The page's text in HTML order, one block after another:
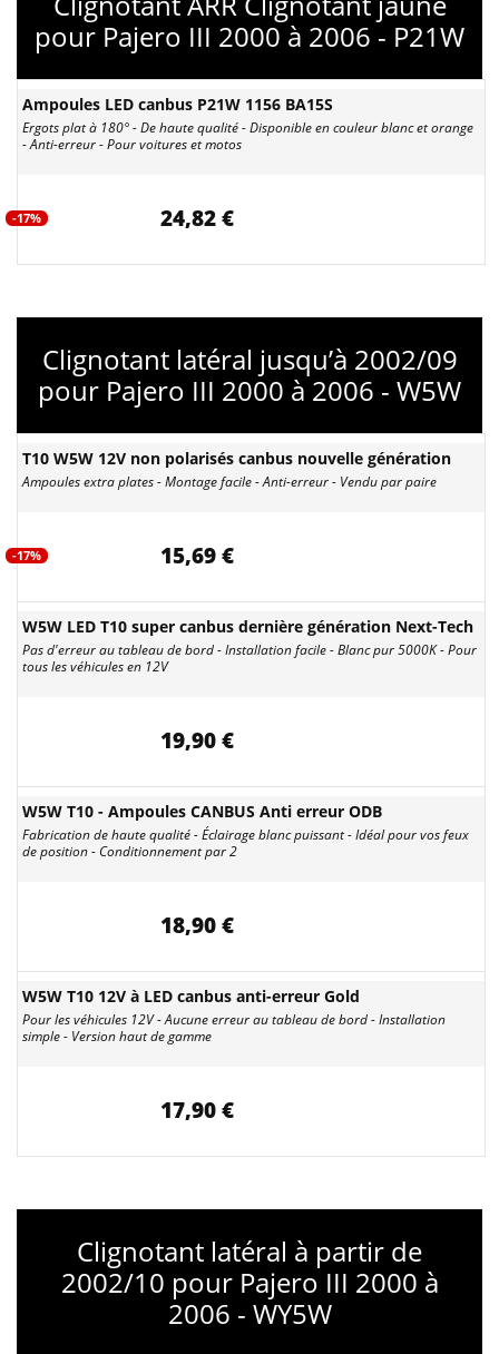
pour Pajero III 2000 à 2006 - P21W
Ampoules LED canbus P21W 1156 BA15S
Ergots plat à 180° - De haute qualité - Disponible en couleur blanc et orange
- Anti-erreur - Pour voitures et motos
-17% 24,82 €
Clignotant latéral jusqu’à 2002/09
pour Pajero III 2000 à 2006 - W5W
T10 W5W 12V non polarisés canbus nouvelle génération
Ampoules extra plates - Montage facile - Anti-erreur - Vendu par paire
-17% 15,69 €
W5W LED T10 super canbus dernière génération Next-Tech
Pas d'erreur au tableau de bord - Installation facile - Blanc pur 5000K - Pour
tous les véhicules en 12V
19,90 €
W5W T10 - Ampoules CANBUS Anti erreur ODB
Fabrication de haute qualité - Éclairage blanc puissant - Idéal pour vos feux
de position - Conditionnement par 2
18,90 €
W5W T10 12V à LED canbus anti-erreur Gold
Pour les véhicules 12V - Aucune erreur au tableau de bord - Installation
simple - Version haut de gamme
17,90 €
Clignotant latéral à partir de
2002/10 pour Pajero III 2000 à
2006 - WY5W